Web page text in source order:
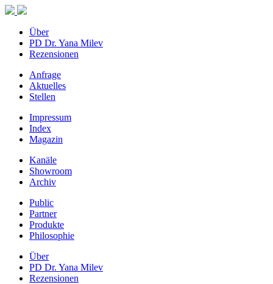
Über
PD Dr. Yana Milev
Rezensionen
Anfrage
Aktuelles
Stellen
Impressum
Index
Magazin
Kanäle
Showroom
Archiv
Public
Partner
Produkte
Philosophie
Über
PD Dr. Yana Milev
Rezensionen